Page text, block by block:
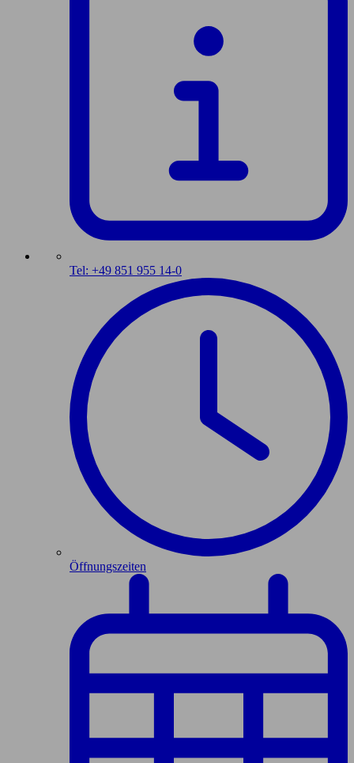
Tel: +49 851 955 14-0
Öffnungszeiten